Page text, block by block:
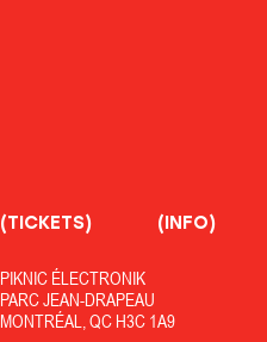
PIKNIC ÉLECTRONIK
PARC JEAN-DRAPEAU
MONTRÉAL, QC H3C 1A9
(TICKETS) (INFO)